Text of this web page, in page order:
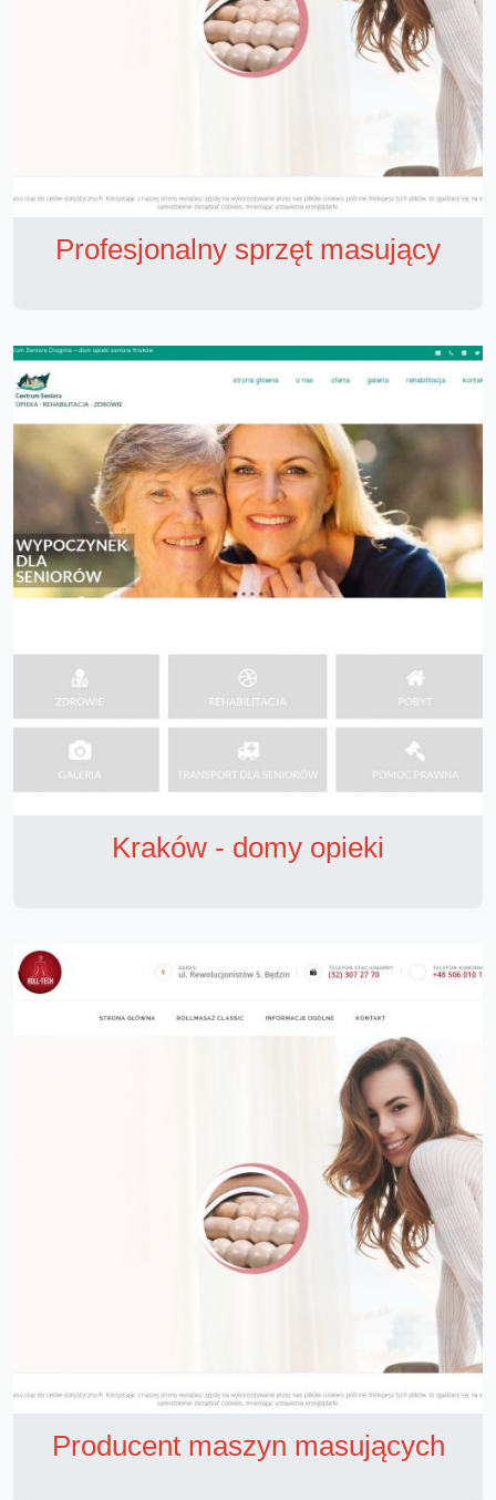
Profesjonalny sprzęt masujący
Kraków - domy opieki
Producent maszyn masujących